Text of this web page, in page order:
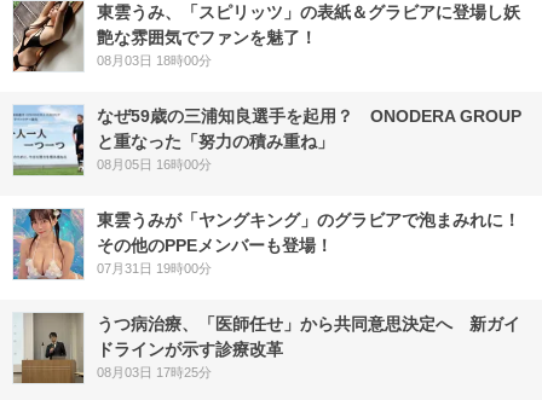
東雲うみ、「スピリッツ」の表紙＆グラビアに登場し妖
艶な雰囲気でファンを魅了！
08月03日 18時00分
なぜ59歳の三浦知良選手を起用？ ONODERA GROUP
と重なった「努力の積み重ね」
08月05日 16時00分
東雲うみが「ヤングキング」のグラビアで泡まみれに！
その他のPPEメンバーも登場！
07月31日 19時00分
うつ病治療、「医師任せ」から共同意思決定へ 新ガイ
ドラインが示す診療改革
08月03日 17時25分